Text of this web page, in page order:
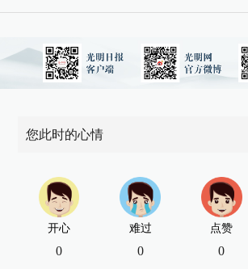
您此时的心情
开心
0
难过
0
点赞
0